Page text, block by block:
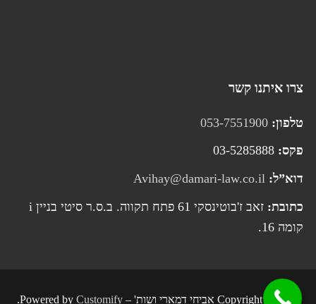
צרו איתנו קשר
טלפון: 053-7551900
פקס: 03-5285888
דוא”ל: Avihay@damari-law.co.il
כתובת:
זאב ז'בוטינסקי 61 פתח תקווה. ב.ס.ר סיטי בניין i
קומה 16.
Copyright © 2026 אביחי דמארי ושות' – Powered by Customify
.